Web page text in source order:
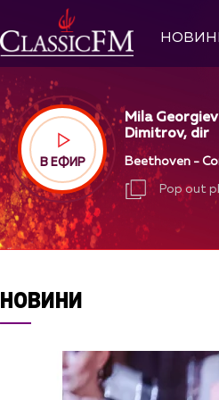
В ЕФИР
Mila
Dimitrov, dir
Beethoven -
Pop out
НОВИНИ